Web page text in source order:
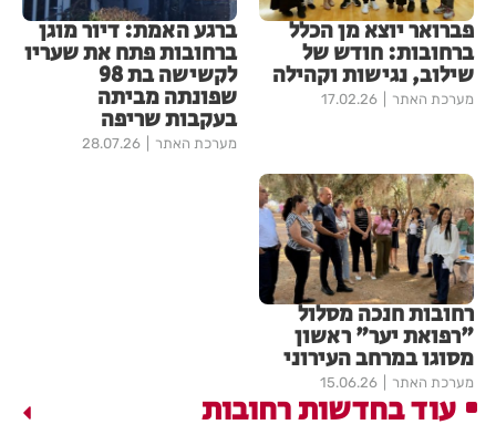
פברואר יוצא מן הכלל
ברחובות: חודש של
שילוב, נגישות וקהילה
מערכת האתר 17.02.26
ברגע האמת: דיור מוגן
ברחובות פתח את שעריו
לקשישה בת 98
שפונתה מביתה
בעקבות שריפה
מערכת האתר 28.07.26
רחובות חנכה מסלול
"רפואת יער" ראשון
מסוגו במרחב העירוני
מערכת האתר 15.06.26
עוד בחדשות רחובות